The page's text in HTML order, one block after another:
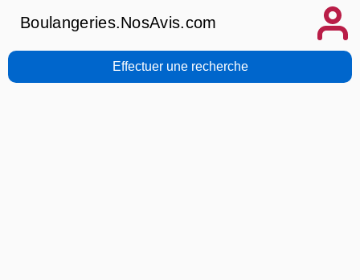
Boulangeries.NosAvis.com
Effectuer une recherche